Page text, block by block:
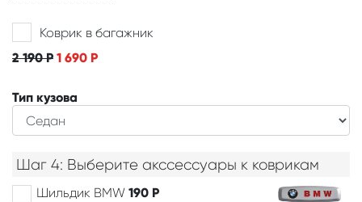
Коврик в багажник
2 190Р 1 690 Р
Тип кузова
Шаг 4: Выберите акссессуары к коврикам
Шильдик BMW 190 Р